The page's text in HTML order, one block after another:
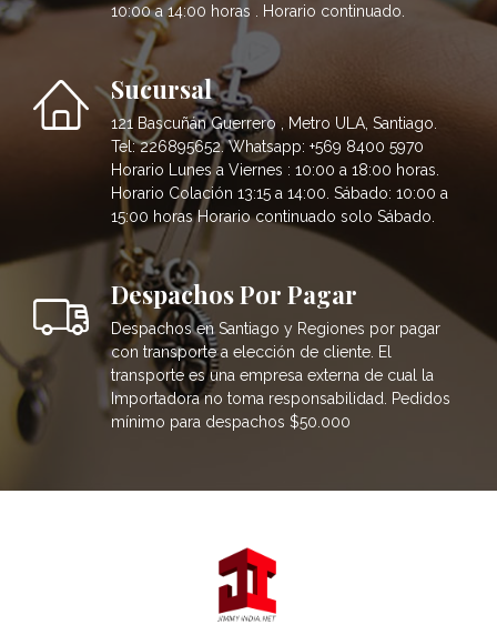
10:00 a 14:00 horas . Horario continuado.
Sucursal
121 Bascuñán Guerrero , Metro ULA, Santiago.
Tel: 226895652. Whatsapp: +569 8400 5970
Horario Lunes a Viernes : 10:00 a 18:00 horas.
Horario Colación 13:15 a 14:00. Sábado: 10:00 a
15:00 horas Horario continuado solo Sábado.
Despachos Por Pagar
Despachos en Santiago y Regiones por pagar
con transporte a elección de cliente. El
transporte es una empresa externa de cual la
Importadora no toma responsabilidad. Pedidos
mínimo para despachos $50.000